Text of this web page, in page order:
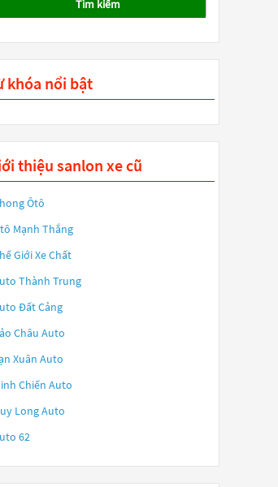
Tìm kiếm
khóa nổi bật
thiệu sanlon xe cũ
Ôtô
Mạnh Thắng
Giới Xe Chất
Thành Trung
Đất Cảng
Châu Auto
Xuân Auto
Chiến Auto
Long Auto
62